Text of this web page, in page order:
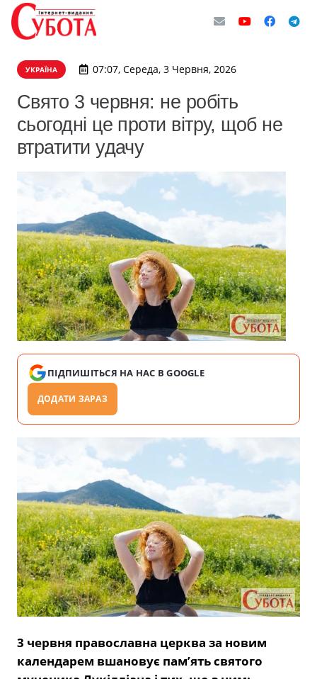
УКРАЇНА 07:07, Середа, 3 Червня, 2026
Свято 3 червня: не робіть
сьогодні це проти вітру, щоб не
втратити удачу
ПІДПИШІТЬСЯ НА НАС В GOOGLE
ДОДАТИ ЗАРАЗ
3 червня православна церква за новим
календарем вшановує пам’ять святого